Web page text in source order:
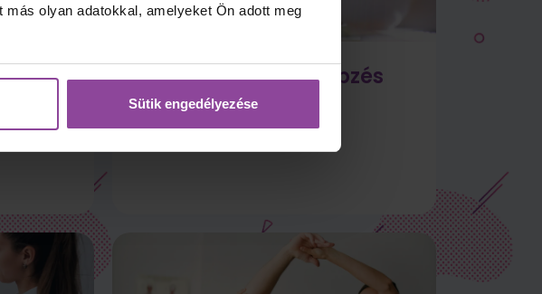
olyan adatokkal, amelyeket Ön adott meg
Sütik engedélyezése
Élelmezésvezető képzés
Megnézem →